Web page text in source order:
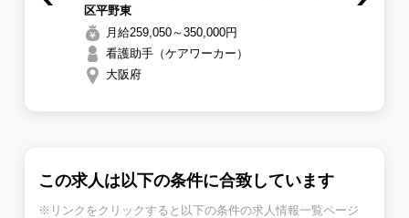
Previous区平野東
月給259,050～350,000円
看護助手（ケアワーカー）
大阪府
この求人は以下の条件に合致しています
※リンクをクリックすると以下の条件の求人情報一覧ページ